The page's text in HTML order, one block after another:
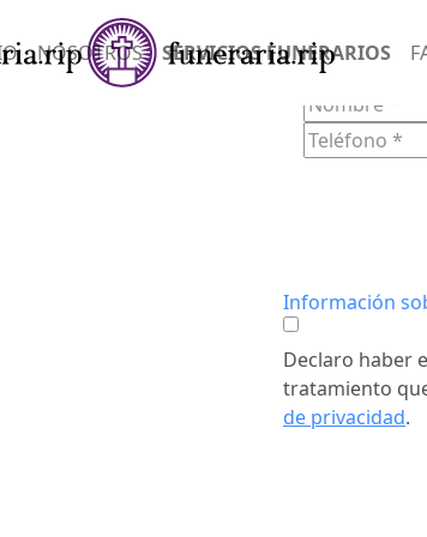
NOSOTROS SERVICIOS FUNERARIOS
Información
Declaro haber
tratamiento
de privacidad.